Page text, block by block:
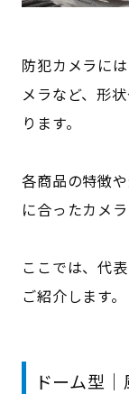
防犯カメラに
メラなど、形
ります。
各商品の特徴
に合ったカメ
ここでは、代
ご紹介します。
ドーム型